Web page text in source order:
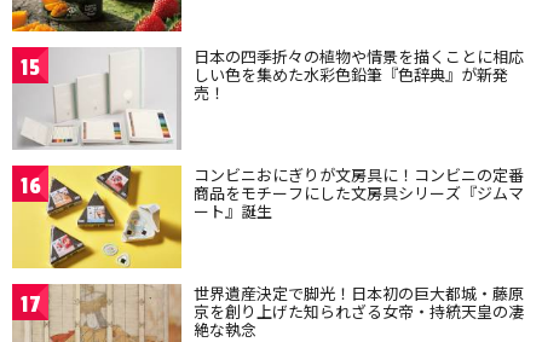
15 日本の四季折々の植物や情景を描くことに相応
しい色を集めた水彩色鉛筆『色辞典』が新発
売！
16 コンビニおにぎりが文房具に！コンビニの定番
商品をモチーフにした文房具シリーズ『ジムマ
ート』誕生
17 世界遺産決定で脚光！日本初の巨大都城・藤原
京を創り上げた知られざる女帝・持統天皇の凄
絶な執念